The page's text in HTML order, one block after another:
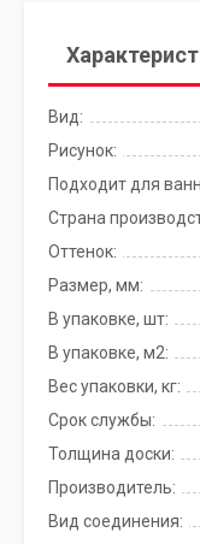
Вид:
Рисунок:
Подходит для
Страна
Оттенок:
Размер, мм:
В упаковке, шт:
В упаковке, м2:
Вес упаковки, кг:
Срок службы:
Толщина доски:
Производитель:
Вид соединения: